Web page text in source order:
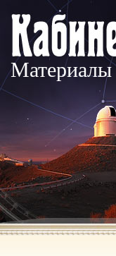
Материалы